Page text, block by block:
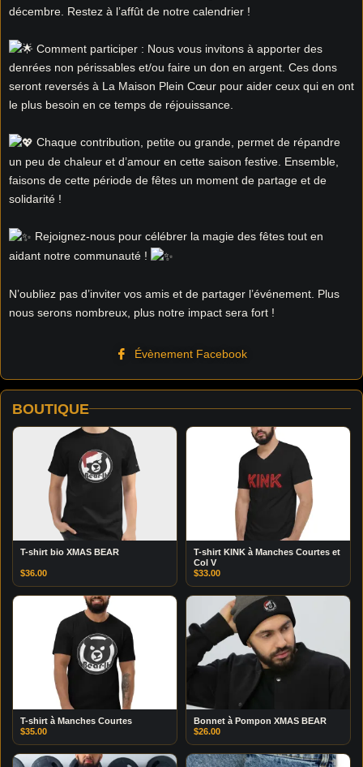
décembre. Restez à l’affût de notre calendrier !
Comment participer : Nous vous invitons à apporter des
denrées non périssables et/ou faire un don en argent. Ces dons
seront reversés à La Maison Plein Cœur pour aider ceux qui en ont
le plus besoin en ce temps de réjouissance.
Chaque contribution, petite ou grande, permet de répandre
un peu de chaleur et d’amour en cette saison festive. Ensemble,
faisons de cette période de fêtes un moment de partage et de
solidarité !
Rejoignez-nous pour célébrer la magie des fêtes tout en
aidant notre communauté !
N’oubliez pas d’inviter vos amis et de partager l’événement. Plus
nous serons nombreux, plus notre impact sera fort !
Évènement Facebook
BOUTIQUE
T-shirt bio XMAS BEAR
$36.00
T-shirt KINK à Manches Courtes et
Col V
$33.00
T-shirt à Manches Courtes
$35.00
Bonnet à Pompon XMAS BEAR
$26.00